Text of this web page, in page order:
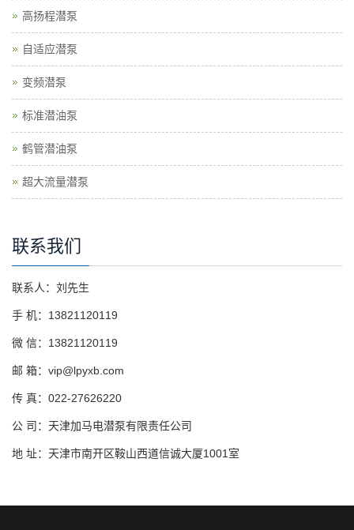
高扬程潜泵
自适应潜泵
变频潜泵
标准潜油泵
鹤管潜油泵
超大流量潜泵
联系我们
联系人：刘先生
手 机： 13821120119
微 信： 13821120119
邮 箱：vip@lpyxb.com
传 真：022-27626220
公 司：天津加马电潜泵有限责任公司
地 址：天津市南开区鞍山西道信诚大厦1001室